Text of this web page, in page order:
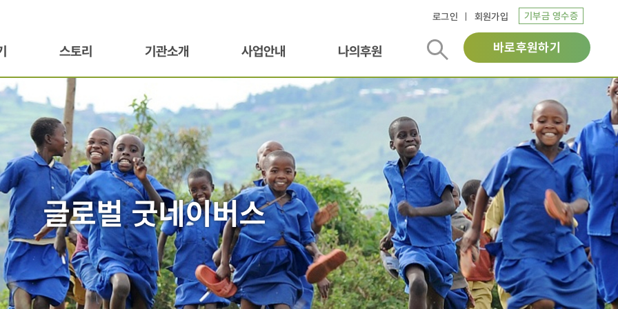
로그인 회원가입 기부금 영수증
스토리 기관소개 사업안내 나의후원 바로후원하기
글로벌 굿네이버스